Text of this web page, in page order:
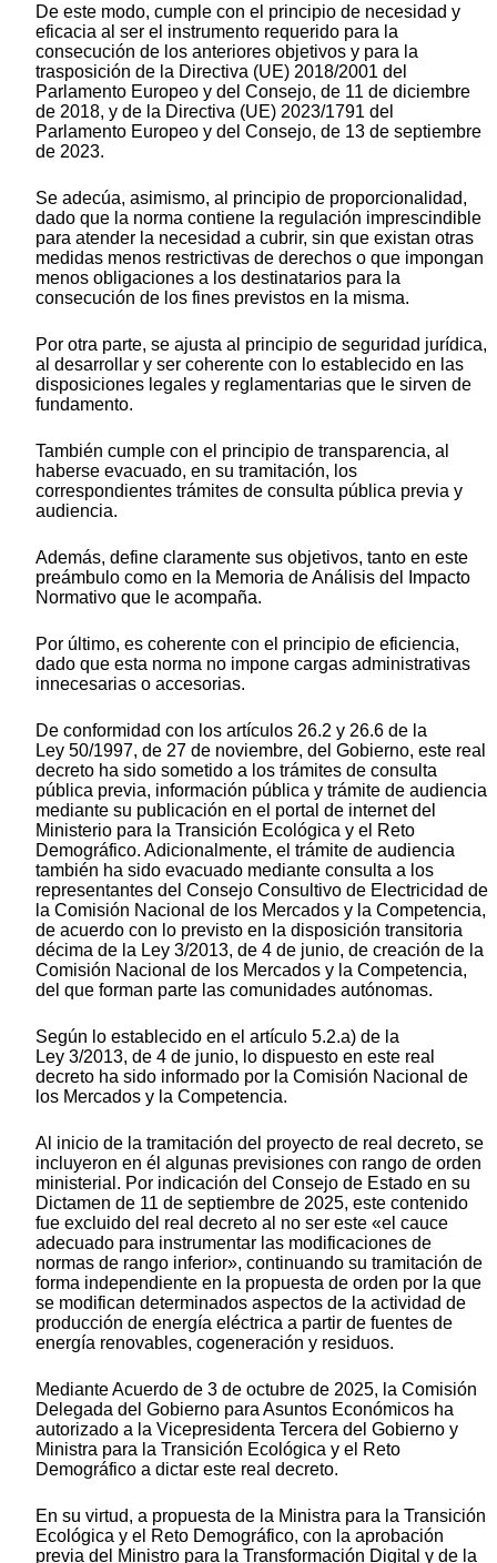
De este modo, cumple con el principio de necesidad y
eficacia al ser el instrumento requerido para la
consecución de los anteriores objetivos y para la
trasposición de la Directiva (UE) 2018/2001 del
Parlamento Europeo y del Consejo, de 11 de diciembre
de 2018, y de la Directiva (UE) 2023/1791 del
Parlamento Europeo y del Consejo, de 13 de septiembre
de 2023.
Se adecúa, asimismo, al principio de proporcionalidad,
dado que la norma contiene la regulación imprescindible
para atender la necesidad a cubrir, sin que existan otras
medidas menos restrictivas de derechos o que impongan
menos obligaciones a los destinatarios para la
consecución de los fines previstos en la misma.
Por otra parte, se ajusta al principio de seguridad jurídica,
al desarrollar y ser coherente con lo establecido en las
disposiciones legales y reglamentarias que le sirven de
fundamento.
También cumple con el principio de transparencia, al
haberse evacuado, en su tramitación, los
correspondientes trámites de consulta pública previa y
audiencia.
Además, define claramente sus objetivos, tanto en este
preámbulo como en la Memoria de Análisis del Impacto
Normativo que le acompaña.
Por último, es coherente con el principio de eficiencia,
dado que esta norma no impone cargas administrativas
innecesarias o accesorias.
De conformidad con los artículos 26.2 y 26.6 de la
Ley 50/1997, de 27 de noviembre, del Gobierno, este real
decreto ha sido sometido a los trámites de consulta
pública previa, información pública y trámite de audiencia
mediante su publicación en el portal de internet del
Ministerio para la Transición Ecológica y el Reto
Demográfico. Adicionalmente, el trámite de audiencia
también ha sido evacuado mediante consulta a los
representantes del Consejo Consultivo de Electricidad de
la Comisión Nacional de los Mercados y la Competencia,
de acuerdo con lo previsto en la disposición transitoria
décima de la Ley 3/2013, de 4 de junio, de creación de la
Comisión Nacional de los Mercados y la Competencia,
del que forman parte las comunidades autónomas.
Según lo establecido en el artículo 5.2.a) de la
Ley 3/2013, de 4 de junio, lo dispuesto en este real
decreto ha sido informado por la Comisión Nacional de
los Mercados y la Competencia.
Al inicio de la tramitación del proyecto de real decreto, se
incluyeron en él algunas previsiones con rango de orden
ministerial. Por indicación del Consejo de Estado en su
Dictamen de 11 de septiembre de 2025, este contenido
fue excluido del real decreto al no ser este «el cauce
adecuado para instrumentar las modificaciones de
normas de rango inferior», continuando su tramitación de
forma independiente en la propuesta de orden por la que
se modifican determinados aspectos de la actividad de
producción de energía eléctrica a partir de fuentes de
energía renovables, cogeneración y residuos.
Mediante Acuerdo de 3 de octubre de 2025, la Comisión
Delegada del Gobierno para Asuntos Económicos ha
autorizado a la Vicepresidenta Tercera del Gobierno y
Ministra para la Transición Ecológica y el Reto
Demográfico a dictar este real decreto.
En su virtud, a propuesta de la Ministra para la Transición
Ecológica y el Reto Demográfico, con la aprobación
previa del Ministro para la Transformación Digital y de la